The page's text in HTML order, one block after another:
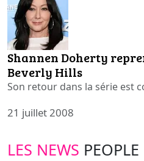
Shannen Doherty
Beverly Hills
Son retour dans la série est
21 juillet 2008
LES NEWS PEOPLE